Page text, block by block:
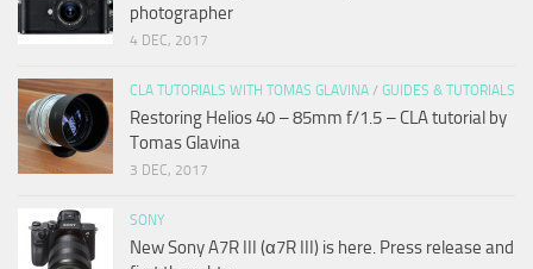
photographer
4 DEC, 2017
CLA TUTORIALS WITH TOMAS GLAVINA / GUIDES & TUTORIALS
Restoring Helios 40 – 85mm f/1.5 – CLA tutorial by
Tomas Glavina
3 DEC, 2017
SONY
New Sony A7R III (α7R III) is here. Press release and